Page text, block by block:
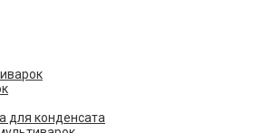
для конденсата